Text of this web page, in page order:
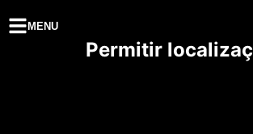
MENU
Permitir